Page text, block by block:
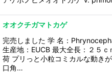
オオクチガマトカゲ
完売しました 学 名：
生産地：EUCB 最大全長：２５ｃ
荷 プリっと小粒コミカルな動き
口角…